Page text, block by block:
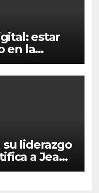
estar
en la
su liderazgo
a Jean
una nueva